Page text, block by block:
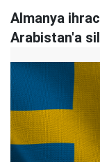
Almanya
Arabistan'a